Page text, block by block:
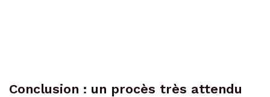
Conclusion : un procès très attendu